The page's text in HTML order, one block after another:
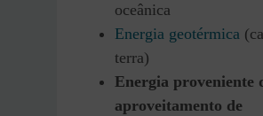
oceânica
Energia geotérmica
terra)
Energia proveniente
aproveitamento de